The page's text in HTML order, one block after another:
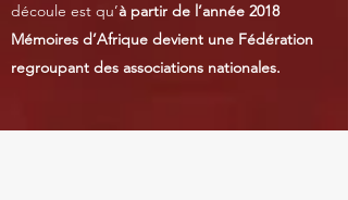
découle est qu’à partir de l’année 2018
Mémoires d’Afrique devient une Fédération
regroupant des associations nationales.